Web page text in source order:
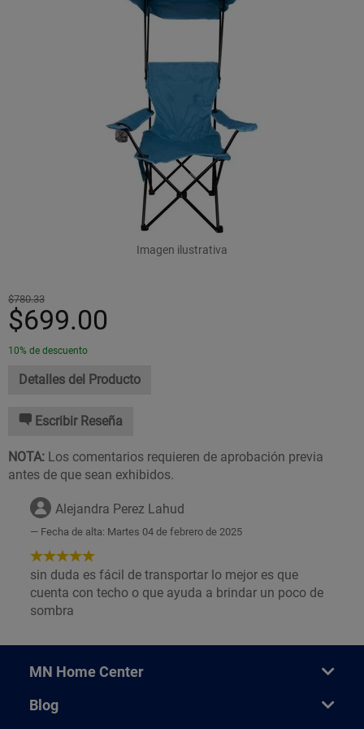
Imagen ilustrativa
$780.33
$699.00
10% de descuento
Detalles del Producto
Escribir Reseña
NOTA: Los comentarios requieren de aprobación previa
antes de que sean exhibidos.
Alejandra Perez Lahud
Fecha de alta: Martes 04 de febrero de 2025
5
de
5
Estrellas!
sin duda es fácil de transportar lo mejor es que
cuenta con techo o que ayuda a brindar un poco de
sombra
MN Home Center
Blog